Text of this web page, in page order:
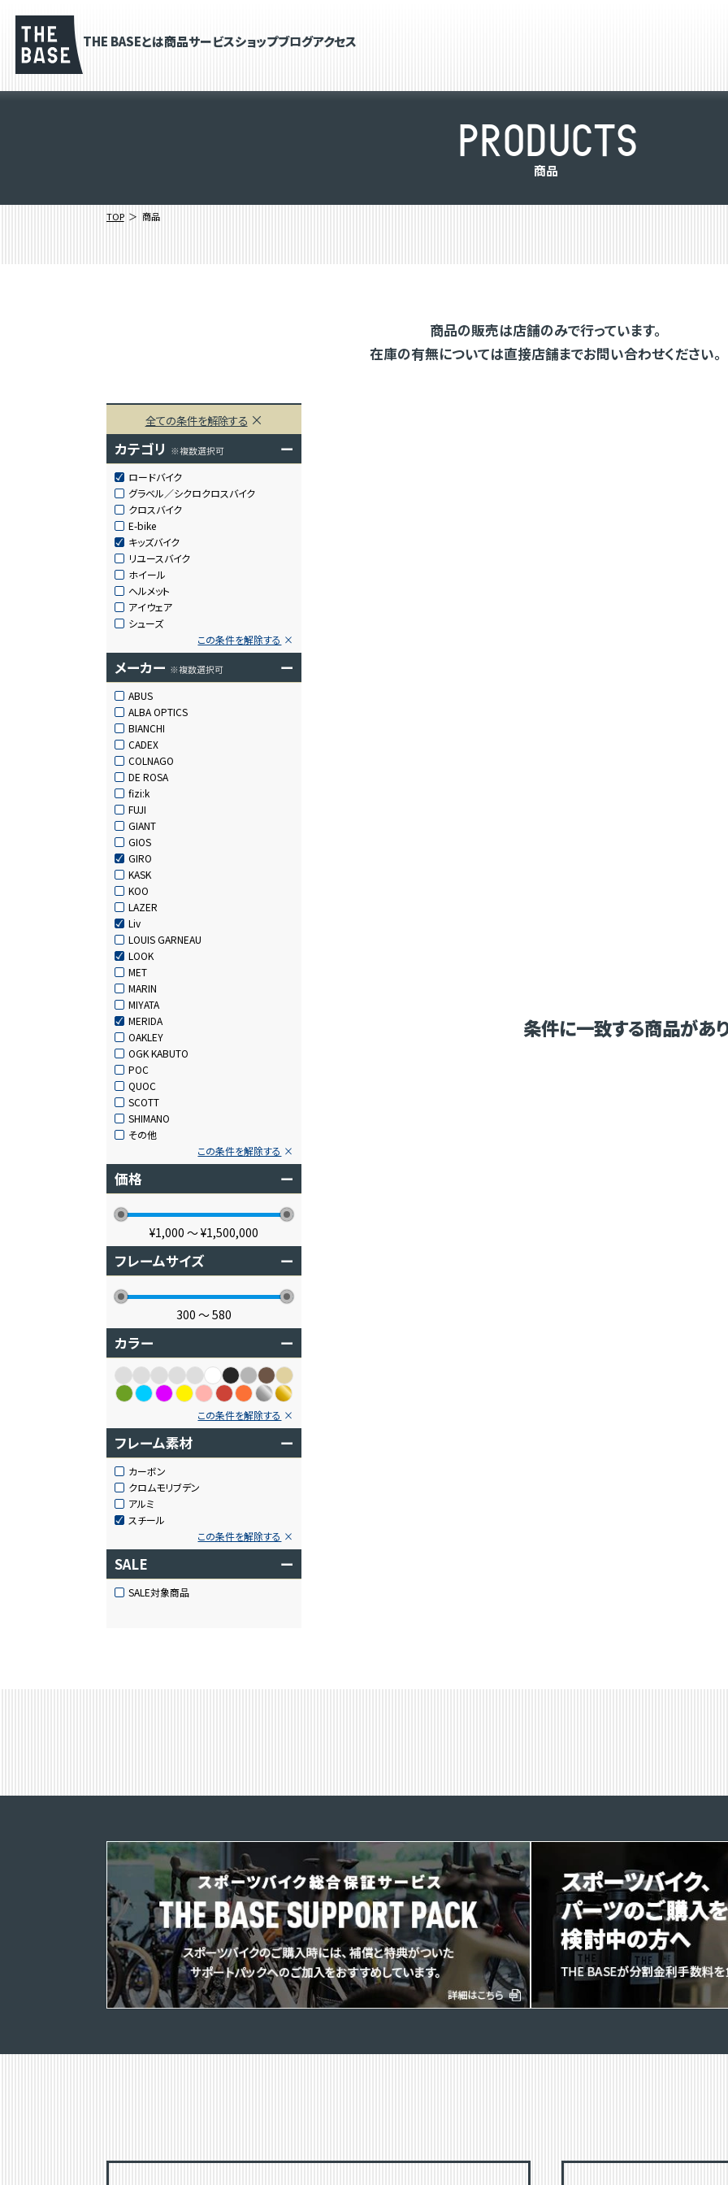
THE BASEとは商品サービスショップブログアクセス
PRODUCTS
商品
TOP 商品
商品の販売は店舗のみで行っています。
在庫の有無については直接店舗までお問い合わせください。
全ての条件を解除する
カテゴリ ※複数選択可 ー
ロードバイク
グラベル／シクロクロスバイク
クロスバイク
E-bike
キッズバイク
リユースバイク
ホイール
ヘルメット
アイウェア
シューズ
この条件を解除する
メーカー ※複数選択可 ー
ABUS
ALBA OPTICS
BIANCHI
CADEX
COLNAGO
DE ROSA
fizi:k
FUJI
GIANT
GIOS
GIRO
KASK
KOO
LAZER
Liv
LOUIS GARNEAU
LOOK
MET
MARIN
MIYATA
MERIDA
OAKLEY
OGK KABUTO
POC
QUOC
SCOTT
SHIMANO
その他
この条件を解除する
価格 ー
¥1,000 〜¥1,500,000
フレームサイズ ー
300 〜580
カラー ー
この条件を解除する
フレーム素材 ー
カーボン
クロムモリブデン
アルミ
スチール
この条件を解除する
SALE ー
SALE対象商品
条件に一致する商品があ